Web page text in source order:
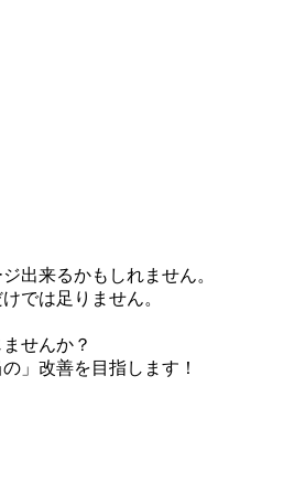
出来るかもしれません。
では足りません。
せんか？
」改善を目指します！